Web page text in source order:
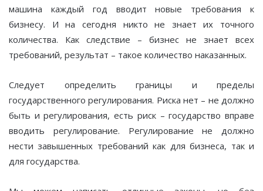
машина каждый год вводит новые требования к
бизнесу. И на сегодня никто не знает их точного
количества. Как следствие – бизнес не знает всех
требований, результат – такое количество наказанных.
Следует определить границы и пределы
государственного регулирования. Риска нет – не должно
быть и регулирования, есть риск – государство вправе
вводить регулирование. Регулирование не должно
нести завышенных требований как для бизнеса, так и
для государства.